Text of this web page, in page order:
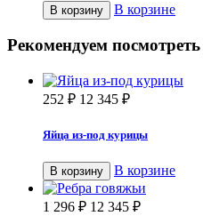
В корзину В корзине
Рекомендуем посмотреть
252 ₽ 12 345 ₽
Яйца из-под курицы
В корзину В корзине
1 296 ₽ 12 345 ₽